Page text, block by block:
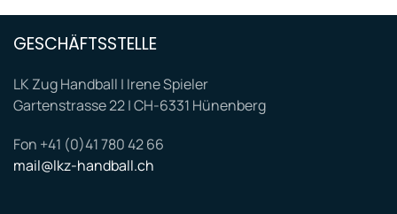
GESCHÄFTSSTELLE
LK Zug Handball | Irene Spieler
Gartenstrasse 22 | CH-6331 Hünenberg
Fon +41 (0)41 780 42 66
mail@lkz-handball.ch